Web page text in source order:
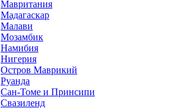
Мавритания
Мадагаскар
Малави
Мозамбик
Намибия
Нигерия
Остров Маврикий
Руанда
Сан-Томе и Принсипи
Свазиленд